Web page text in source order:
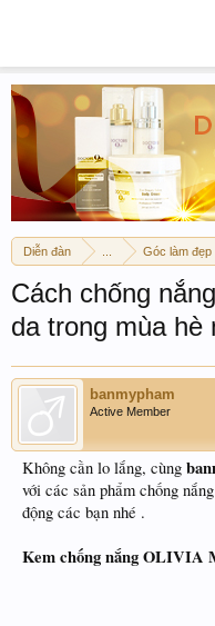
Diễn đàn Góc làm đẹp
Cách chống
da trong mùa hè
banmypham
Active Member
Không cần lo lắng, cùng
với các sản phẩm chống
động các bạn nhé .
Kem chống nắng OLIVIA